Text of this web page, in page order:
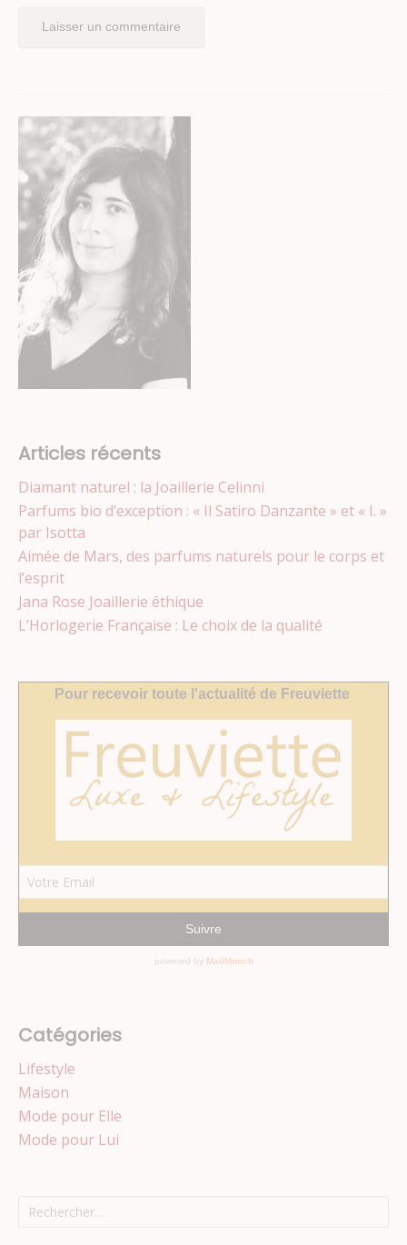
Articles récents
Diamant naturel : la Joaillerie Celinni
Parfums bio d’exception : « Il Satiro Danzante » et « I. »
par Isotta
Aimée de Mars, des parfums naturels pour le corps et
l’esprit
Jana Rose Joaillerie éthique
L’Horlogerie Française : Le choix de la qualité
Catégories
Lifestyle
Maison
Mode pour Elle
Mode pour Lui
Rechercher :